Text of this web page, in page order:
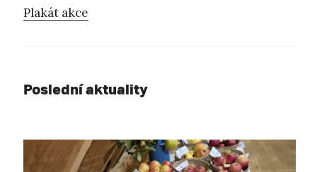
Plakát akce
Poslední aktuality